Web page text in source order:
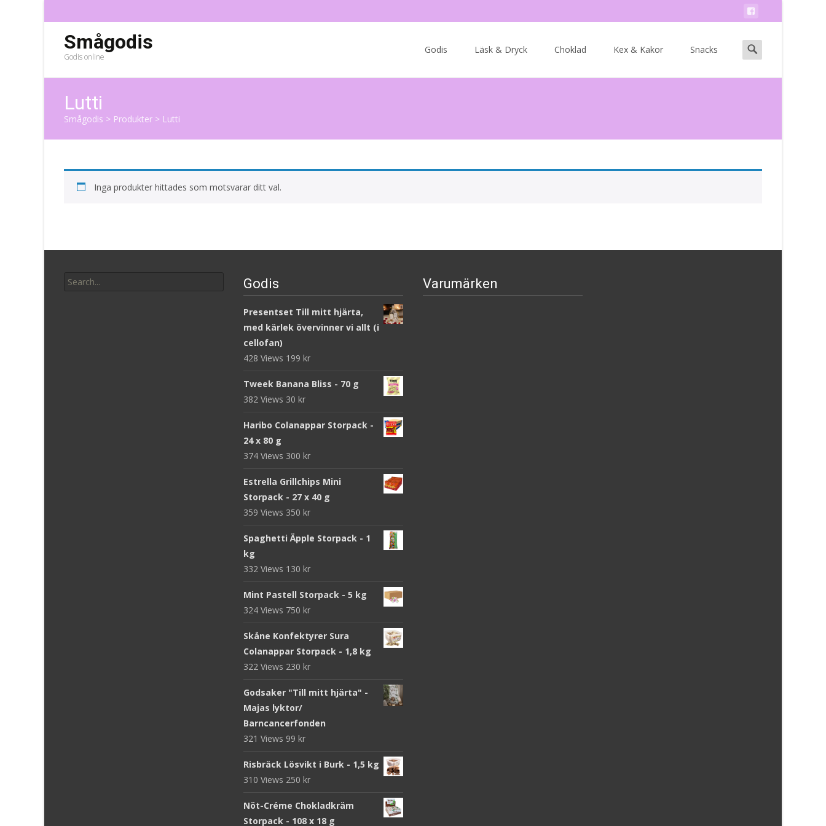
Smågodis
Godis online
Godis Läsk & Dryck Choklad Kex & Kakor Snacks
Search
for:
Lutti
Smågodis > Produkter > Lutti
Inga produkter hittades som motsvarar ditt val.
for:
Godis
Presentset Till mitt hjärta,
med kärlek övervinner vi allt (i
cellofan)
428 Views 199 kr
Tweek Banana Bliss - 70 g
382 Views 30 kr
Haribo Colanappar Storpack -
24 x 80 g
374 Views 300 kr
Estrella Grillchips Mini
Storpack - 27 x 40 g
359 Views 350 kr
Spaghetti Äpple Storpack - 1
kg
332 Views 130 kr
Mint Pastell Storpack - 5 kg
324 Views 750 kr
Skåne Konfektyrer Sura
Colanappar Storpack - 1,8 kg
322 Views 230 kr
Godsaker "Till mitt hjärta" -
Majas lyktor/
Barncancerfonden
321 Views 99 kr
Risbräck Lösvikt i Burk - 1,5 kg
310 Views 250 kr
Nöt-Créme Chokladkräm
Storpack - 108 x 18 g
Varumärken